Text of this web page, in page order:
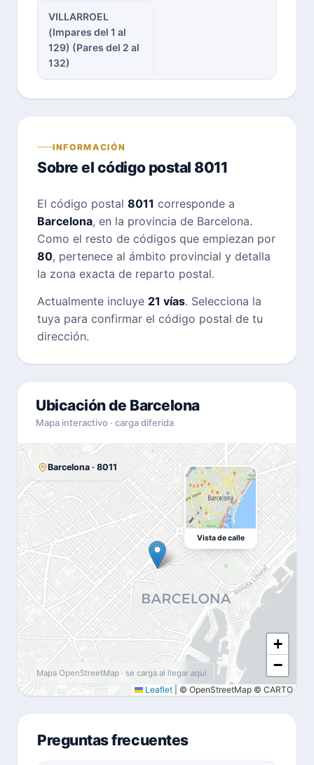
VILLARROEL
(Impares del 1 al
129) (Pares del 2 al
132)
INFORMACIÓN
Sobre el código postal 8011
El código postal 8011 corresponde a
Barcelona, en la provincia de Barcelona.
Como el resto de códigos que empiezan por
80, pertenece al ámbito provincial y detalla
la zona exacta de reparto postal.
Actualmente incluye 21 vías. Selecciona la
tuya para confirmar el código postal de tu
dirección.
Ubicación de Barcelona
Mapa interactivo · carga diferida
+
−
Leaflet © OpenStreetMap © CARTO
Barcelona · 8011
Vista de calle
Mapa OpenStreetMap · se carga al llegar aquí
Preguntas frecuentes